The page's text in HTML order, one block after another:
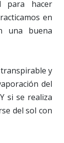
para hacer
en
una buena
y
del
si se realiza
del sol con